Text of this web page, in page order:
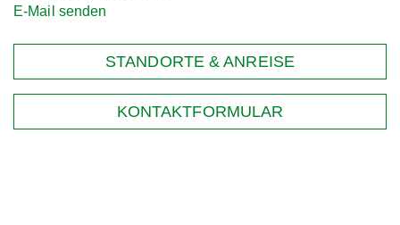
E-Mail senden
STANDORTE & ANREISE
KONTAKTFORMULAR